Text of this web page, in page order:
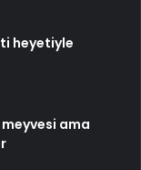
heyetiyle
ama